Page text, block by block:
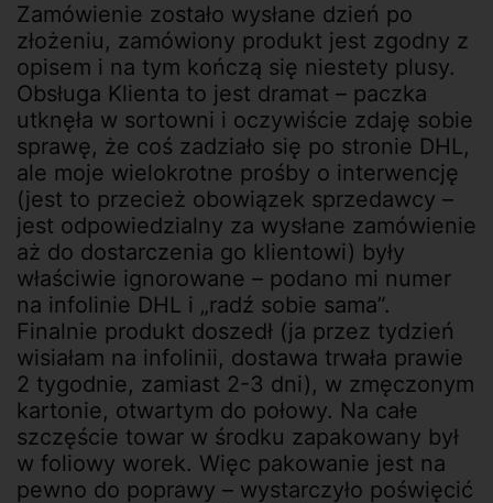
Zamówienie zostało wysłane dzień po
złożeniu, zamówiony produkt jest zgodny z
opisem i na tym kończą się niestety plusy.
Obsługa Klienta to jest dramat – paczka
utknęła w sortowni i oczywiście zdaję sobie
sprawę, że coś zadziało się po stronie DHL,
ale moje wielokrotne prośby o interwencję
(jest to przecież obowiązek sprzedawcy –
jest odpowiedzialny za wysłane zamówienie
aż do dostarczenia go klientowi) były
właściwie ignorowane – podano mi numer
na infolinie DHL i „radź sobie sama”.
Finalnie produkt doszedł (ja przez tydzień
wisiałam na infolinii, dostawa trwała prawie
2 tygodnie, zamiast 2-3 dni), w zmęczonym
kartonie, otwartym do połowy. Na całe
szczęście towar w środku zapakowany był
w foliowy worek. Więc pakowanie jest na
pewno do poprawy – wystarczyło poświęcić